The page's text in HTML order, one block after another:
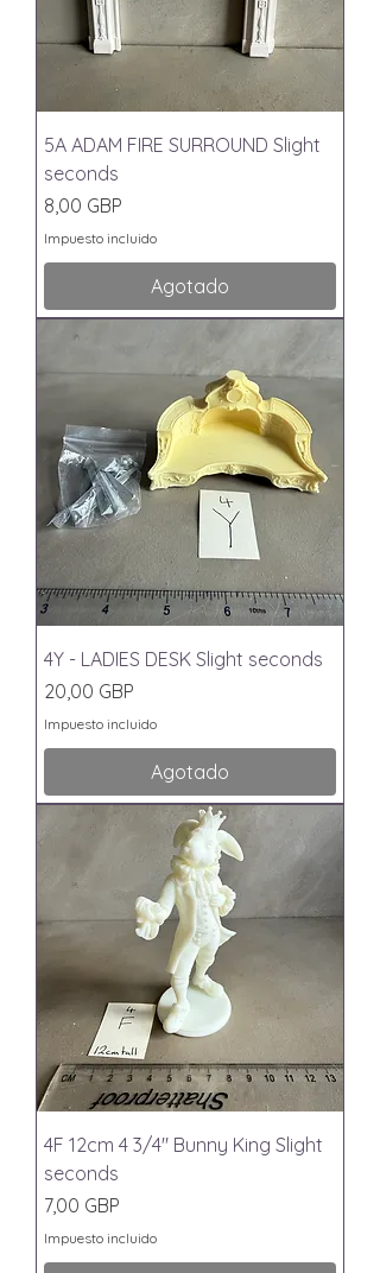
5A ADAM FIRE SURROUND Slight
seconds
Precio
8,00 GBP
Impuesto incluido
Agotado
4Y - LADIES DESK Slight seconds
Precio
20,00 GBP
Impuesto incluido
Agotado
4F 12cm 4 3/4" Bunny King Slight
seconds
Precio
7,00 GBP
Impuesto incluido